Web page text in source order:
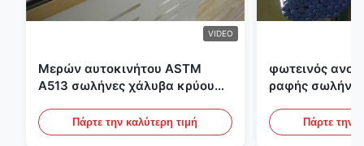
VIDEO
Μερών αυτοκινήτου ASTM
A513 σωλήνες χάλυβα κρύου
την παραγωγή DOM
Πάρτε την καλύτερη τιμή
φωτεινός
ραφής
υδραυλικά
Πάρτε την